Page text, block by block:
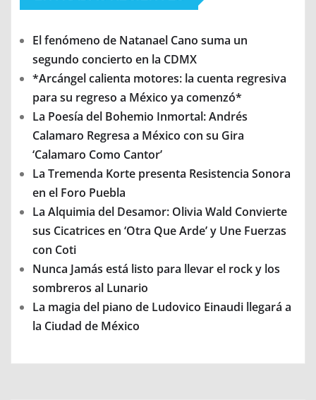
El fenómeno de Natanael Cano suma un
segundo concierto en la CDMX
*Arcángel calienta motores: la cuenta regresiva
para su regreso a México ya comenzó*
La Poesía del Bohemio Inmortal: Andrés
Calamaro Regresa a México con su Gira
‘Calamaro Como Cantor’
La Tremenda Korte presenta Resistencia Sonora
en el Foro Puebla
La Alquimia del Desamor: Olivia Wald Convierte
sus Cicatrices en ‘Otra Que Arde’ y Une Fuerzas
con Coti
Nunca Jamás está listo para llevar el rock y los
sombreros al Lunario
La magia del piano de Ludovico Einaudi llegará a
la Ciudad de México